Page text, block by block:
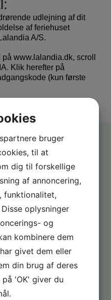
udlejning af dit
af feriehuset
A/S.
www.lalandia.dk, scroll
Klik herefter på
(kun første
at
for eventuelle
til inkasso ved
og
og
og budgetter
til nye medlemmer og
bruger
til at
dig til forskellige
af annoncering,
funktionalitet,
oplysninger
og
kombinere dem
givet dem eller
din brug af deres
'OK' giver du